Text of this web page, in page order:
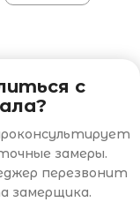
с
замеры.
перезвонит
замерщика.